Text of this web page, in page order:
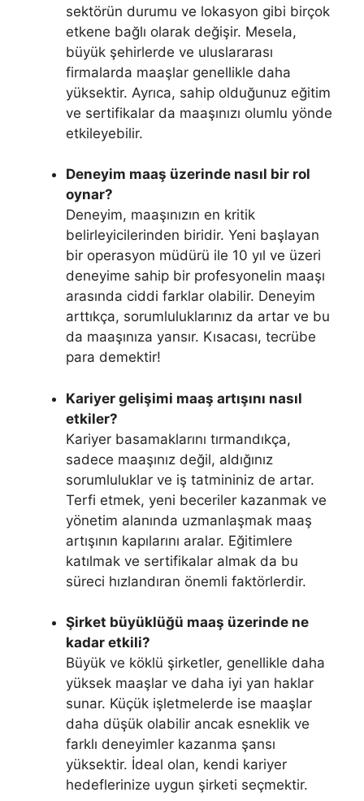
sektörün durumu ve lokasyon gibi birçok
etkene bağlı olarak değişir. Mesela,
büyük şehirlerde ve uluslararası
firmalarda maaşlar genellikle daha
yüksektir. Ayrıca, sahip olduğunuz eğitim
ve sertifikalar da maaşınızı olumlu yönde
etkileyebilir.
Deneyim maaş üzerinde nasıl bir rol
oynar?
Deneyim, maaşınızın en kritik
belirleyicilerinden biridir. Yeni başlayan
bir operasyon müdürü ile 10 yıl ve üzeri
deneyime sahip bir profesyonelin maaşı
arasında ciddi farklar olabilir. Deneyim
arttıkça, sorumluluklarınız da artar ve bu
da maaşınıza yansır. Kısacası, tecrübe
para demektir!
Kariyer gelişimi maaş artışını nasıl
etkiler?
Kariyer basamaklarını tırmandıkça,
sadece maaşınız değil, aldığınız
sorumluluklar ve iş tatmininiz de artar.
Terfi etmek, yeni beceriler kazanmak ve
yönetim alanında uzmanlaşmak maaş
artışının kapılarını aralar. Eğitimlere
katılmak ve sertifikalar almak da bu
süreci hızlandıran önemli faktörlerdir.
Şirket büyüklüğü maaş üzerinde ne
kadar etkili?
Büyük ve köklü şirketler, genellikle daha
yüksek maaşlar ve daha iyi yan haklar
sunar. Küçük işletmelerde ise maaşlar
daha düşük olabilir ancak esneklik ve
farklı deneyimler kazanma şansı
yüksektir. İdeal olan, kendi kariyer
hedeflerinize uygun şirketi seçmektir.